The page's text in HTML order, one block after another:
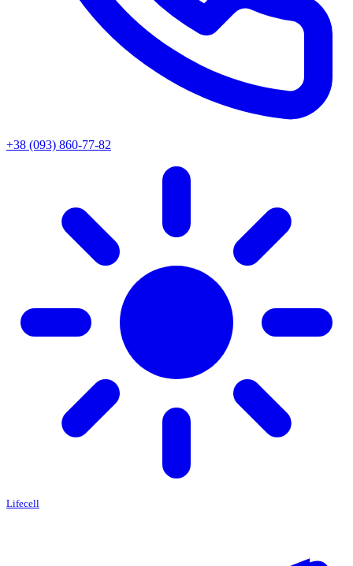
+38 (093) 860-77-82
Lifecell